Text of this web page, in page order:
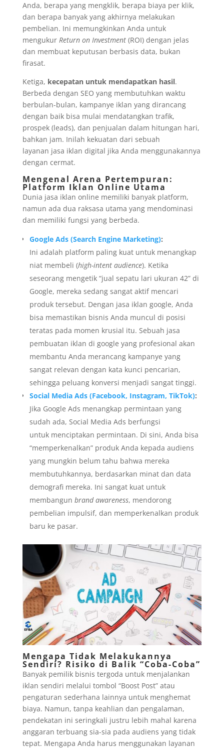
Anda, berapa yang mengklik, berapa biaya per klik,
dan berapa banyak yang akhirnya melakukan
pembelian. Ini memungkinkan Anda untuk
mengukur Return on Investment(ROI) dengan jelas
dan membuat keputusan berbasis data, bukan
firasat.
Ketiga, kecepatan untuk mendapatkan hasil.
Berbeda dengan SEO yang membutuhkan waktu
berbulan-bulan, kampanye iklan yang dirancang
dengan baik bisa mulai mendatangkan trafik,
prospek (leads), dan penjualan dalam hitungan hari,
bahkan jam. Inilah kekuatan dari sebuah
layanan jasa iklan digital jika Anda menggunakannya
dengan cermat.
Mengenal Arena Pertempuran:
Platform Iklan Online Utama
Dunia jasa iklan online memiliki banyak platform,
namun ada dua raksasa utama yang mendominasi
dan memiliki fungsi yang berbeda.
Google Ads (Search Engine Marketing):
Ini adalah platform paling kuat untuk menangkap
niat membeli (high-intent audience). Ketika
seseorang mengetik “jual sepatu lari ukuran 42” di
Google, mereka sedang sangat aktif mencari
produk tersebut. Dengan jasa iklan google, Anda
bisa memastikan bisnis Anda muncul di posisi
teratas pada momen krusial itu. Sebuah jasa
pembuatan iklan di google yang profesional akan
membantu Anda merancang kampanye yang
sangat relevan dengan kata kunci pencarian,
sehingga peluang konversi menjadi sangat tinggi.
Social Media Ads (Facebook, Instagram, TikTok):
Jika Google Ads menangkap permintaan yang
sudah ada, Social Media Ads berfungsi
untuk menciptakan permintaan. Di sini, Anda bisa
“memperkenalkan” produk Anda kepada audiens
yang mungkin belum tahu bahwa mereka
membutuhkannya, berdasarkan minat dan data
demografi mereka. Ini sangat kuat untuk
membangun brand awareness, mendorong
pembelian impulsif, dan memperkenalkan produk
baru ke pasar.
Mengapa Tidak Melakukannya
Sendiri? Risiko di Balik “Coba-Coba”
Banyak pemilik bisnis tergoda untuk menjalankan
iklan sendiri melalui tombol “Boost Post” atau
pengaturan sederhana lainnya untuk menghemat
biaya. Namun, tanpa keahlian dan pengalaman,
pendekatan ini seringkali justru lebih mahal karena
anggaran terbuang sia-sia pada audiens yang tidak
tepat. Mengapa Anda harus menggunakan layanan